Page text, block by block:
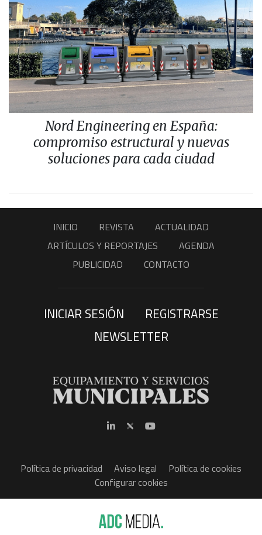
Nord Engineering en España:
compromiso estructural y nuevas
soluciones para cada ciudad
INICIO REVISTA
ACTUALIDAD
ARTÍCULOS Y REPORTAJES
AGENDA
PUBLICIDAD
CONTACTO
INICIAR SESIÓN
REGISTRARSE
NEWSLETTER
Política de privacidad Aviso legal
Política de cookies
Configurar cookies